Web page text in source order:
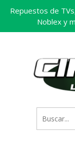
Repuestos de
Noblex y